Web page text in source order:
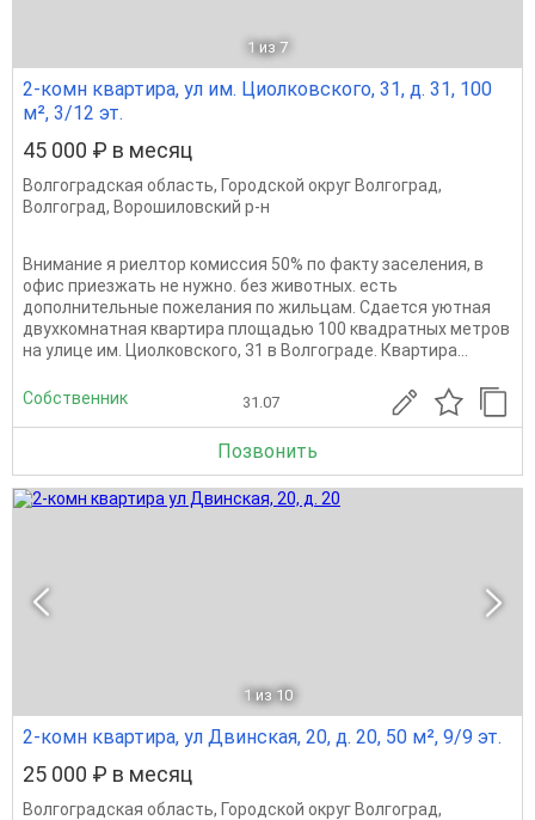
1 из 7
2-комн квартира, ул им. Циолковского, 31, д. 31, 100
м², 3/12 эт.
45 000 ₽ в месяц
Волгоградская область, Городской округ Волгоград,
Волгоград, Ворошиловский р-н
Внимание я риелтор комиссия 50% по факту заселения, в
офис приезжать не нужно. без животных. есть
дополнительные пожелания по жильцам. Сдается уютная
двухкомнатная квартира площадью 100 квадратных метров
на улице им. Циолковского, 31 в Волгограде. Квартира...
Собственник 31.07
Позвонить
1 из 10
2-комн квартира, ул Двинская, 20, д. 20, 50 м², 9/9 эт.
25 000 ₽ в месяц
Волгоградская область, Городской округ Волгоград,